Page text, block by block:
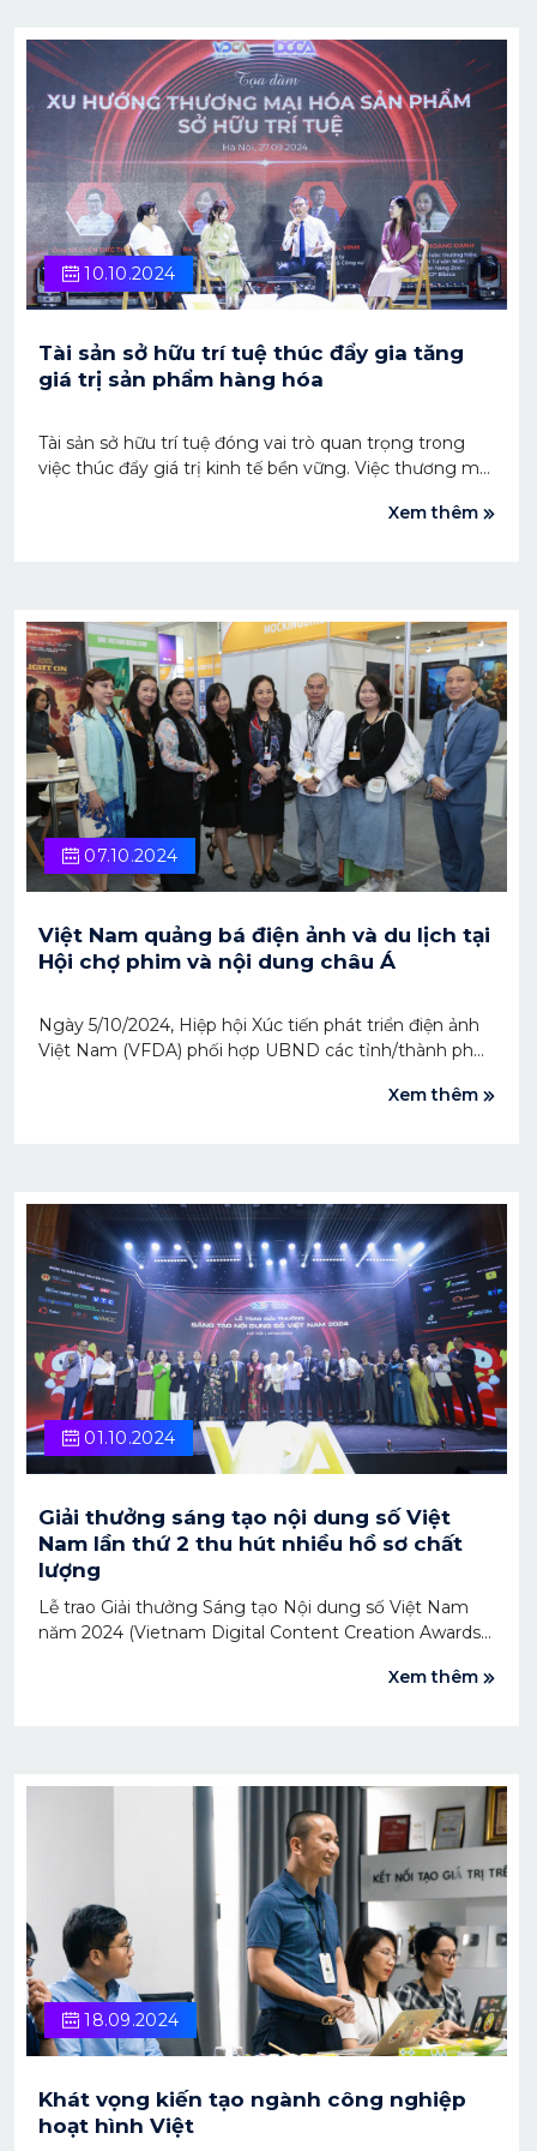
10.10.2024
Tài sản sở hữu trí tuệ thúc đẩy gia tăng
giá trị sản phẩm hàng hóa
Tài sản sở hữu trí tuệ đóng vai trò quan trọng trong
việc thúc đẩy giá trị kinh tế bền vững. Việc thương mại
khai thác tối đa giá trị sản phẩm sáng tạo mà còn mở
Xem thêm
07.10.2024
Việt Nam quảng bá điện ảnh và du lịch tại
Hội chợ phim và nội dung châu Á
Ngày 5/10/2024, Hiệp hội Xúc tiến phát triển điện ảnh
Việt Nam (VFDA) phối hợp UBND các tỉnh/thành phố:
công ty thành viên của VFDA khai mạc gian hàng Việt
Xem thêm
01.10.2024
Giải thưởng sáng tạo nội dung số Việt
Nam lần thứ 2 thu hút nhiều hồ sơ chất
lượng
Lễ trao Giải thưởng Sáng tạo Nội dung số Việt Nam
năm 2024 (Vietnam Digital Content Creation Awards -
Chương trình vinh danh 12 tổ chức, cá nhân của 8
Xem thêm
18.09.2024
Khát vọng kiến tạo ngành công nghiệp
hoạt hình Việt